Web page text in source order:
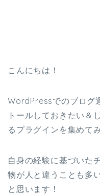
こんにちは！
WordPressでのブログ
トールしておきたい＆
るプラグインを集めて
自身の経験に基づいた
物が人と違うことも多
と思います！